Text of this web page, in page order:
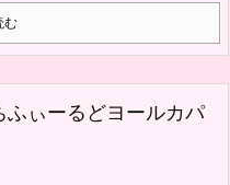
む
ぃーるどヨールカパ